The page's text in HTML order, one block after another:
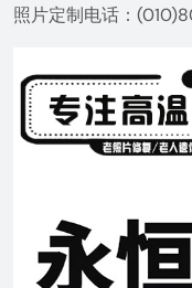
照片定制电话：